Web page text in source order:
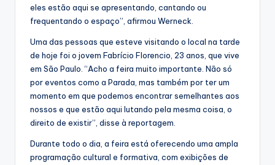
eles estão aqui se apresentando, cantando ou
frequentando o espaço”, afirmou Werneck.
Uma das pessoas que esteve visitando o local na tarde
de hoje foi o jovem Fabrício Florencio, 23 anos, que vive
em São Paulo. “Acho a feira muito importante. Não só
por eventos como a Parada, mas também por ter um
momento em que podemos encontrar semelhantes aos
nossos e que estão aqui lutando pela mesma coisa, o
direito de existir”, disse à reportagem.
Durante todo o dia, a feira está oferecendo uma ampla
programação cultural e formativa, com exibições de